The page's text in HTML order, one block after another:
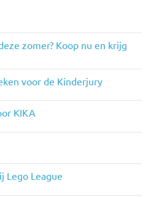
zomer? Koop nu en krijg
voor de Kinderjury
KIKA
Lego League